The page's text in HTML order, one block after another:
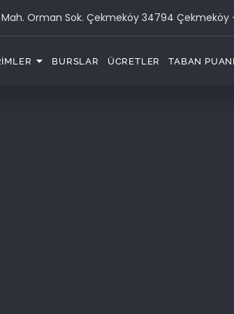
Orman Sok. Çekmeköy 34794 Çekmeköy
BURSLAR ÜCRETLER TABAN